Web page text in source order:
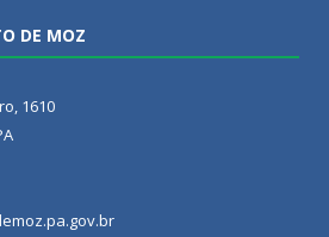
DE MOZ
1610